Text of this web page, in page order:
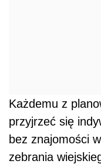
Każdemu z
przyjrzeć się
bez znajomości
zebrania